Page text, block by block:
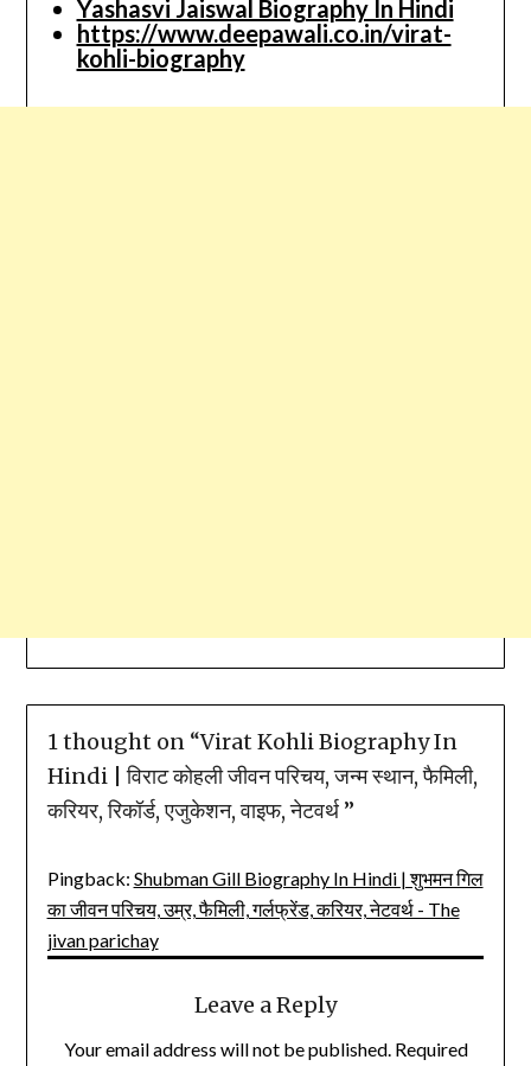
Yashasvi Jaiswal Biography In Hindi
https://www.deepawali.co.in/virat-
kohli-biography
1 thought on “Virat Kohli Biography In
Hindi | विराट कोहली जीवन परिचय, जन्म स्थान, फैमिली,
करियर, रिकॉर्ड, एजुकेशन, वाइफ, नेटवर्थ ”
Pingback: Shubman Gill Biography In Hindi | शुभमन गिल
का जीवन परिचय, उम्र, फैमिली, गर्लफ्रेंड, करियर, नेटवर्थ - The
jivan parichay
Leave a Reply
Your email address will not be published. Required